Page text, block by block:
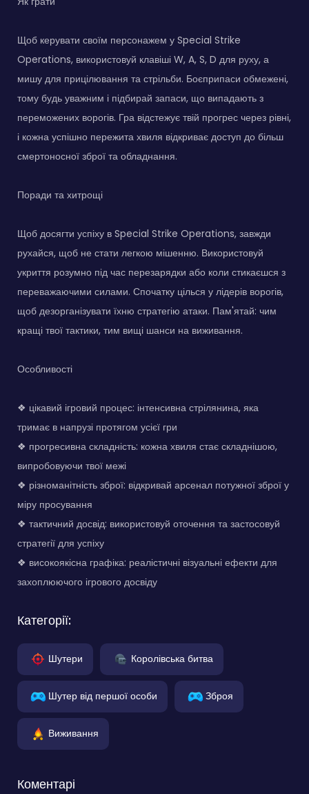
Щоб керувати своїм персонажем у Special Strike
Operations, використовуй клавіші W, A, S, D для руху, а
мишу для прицілювання та стрільби. Боєприпаси обмежені,
тому будь уважним і підбирай запаси, що випадають з
переможених ворогів. Гра відстежує твій прогрес через рівні,
і кожна успішно пережита хвиля відкриває доступ до більш
смертоносної зброї та обладнання.
Поради та хитрощі
Щоб досягти успіху в Special Strike Operations, завжди
рухайся, щоб не стати легкою мішенню. Використовуй
укриття розумно під час перезарядки або коли стикаєшся з
переважаючими силами. Спочатку цілься у лідерів ворогів,
щоб дезорганізувати їхню стратегію атаки. Пам'ятай: чим
кращі твої тактики, тим вищі шанси на виживання.
Особливості
❖ цікавий ігровий процес: інтенсивна стрілянина, яка
тримає в напрузі протягом усієї гри
❖ прогресивна складність: кожна хвиля стає складнішою,
випробовуючи твої межі
❖ різноманітність зброї: відкривай арсенал потужної зброї у
міру просування
❖ тактичний досвід: використовуй оточення та застосовуй
стратегії для успіху
❖ високоякісна графіка: реалістичні візуальні ефекти для
захоплюючого ігрового досвіду
Категорії:
Шутери Королівська битва
Шутер від першої особи Зброя
Виживання
Коментарі